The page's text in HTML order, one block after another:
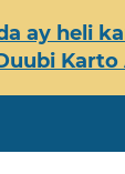
ay heli